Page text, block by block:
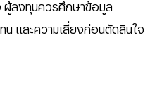
ผู้ลงทุนควรศึกษาข้อมูล
และความเสี่ยงก่อนตัดสินใจ